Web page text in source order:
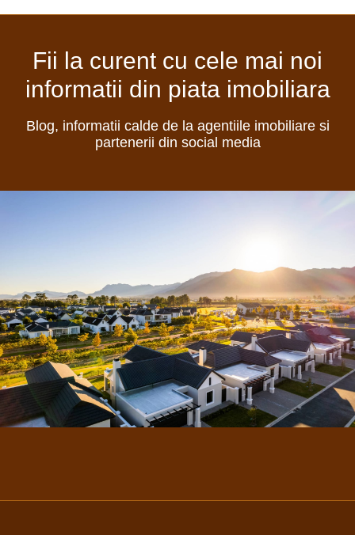
Fii la curent cu cele mai noi
informatii din piata imobiliara
Blog, informatii calde de la agentiile imobiliare si
partenerii din social media